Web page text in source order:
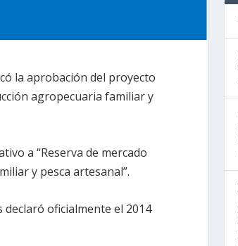
la aprobación del proyecto
agropecuaria familiar y
a “Reserva de mercado
y pesca artesanal”.
declaró oficialmente el 2014